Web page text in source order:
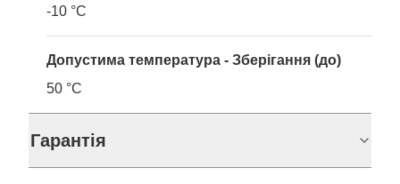
-10 °C
Допустима температура - Зберігання (до)
50 °C
Гарантія